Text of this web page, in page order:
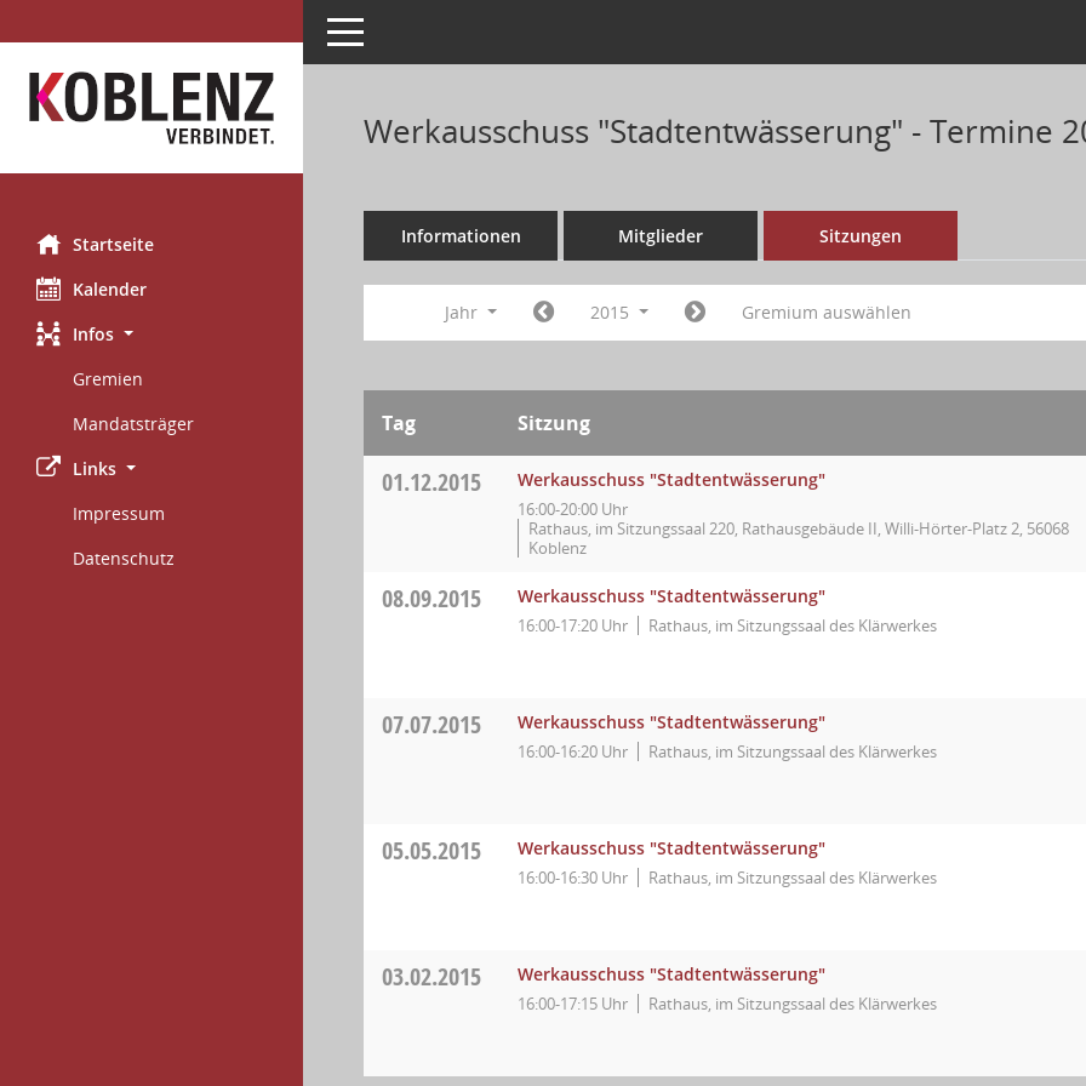
Startseite
Kalender
Infos
Gremien
Mandatsträger
Links
Impressum
Datenschutz
Toggle navigation
Werkausschuss "Stadtentwässerung" - Termine
Informationen Mitglieder Sitzungen
Jahr 2015 Gremium auswählen
Tag Sitzung
01.12.2015 Werkausschuss "Stadtentwässerung"
16:00-20:00 Uhr
Rathaus, im Sitzungssaal 220, Rathausgebäude II, Willi-Hörter-Platz 2, 56068
Koblenz
08.09.2015 Werkausschuss "Stadtentwässerung"
16:00-17:20 Uhr Rathaus, im Sitzungssaal des Klärwerkes
07.07.2015 Werkausschuss "Stadtentwässerung"
16:00-16:20 Uhr Rathaus, im Sitzungssaal des Klärwerkes
05.05.2015 Werkausschuss "Stadtentwässerung"
16:00-16:30 Uhr Rathaus, im Sitzungssaal des Klärwerkes
03.02.2015 Werkausschuss "Stadtentwässerung"
16:00-17:15 Uhr Rathaus, im Sitzungssaal des Klärwerkes